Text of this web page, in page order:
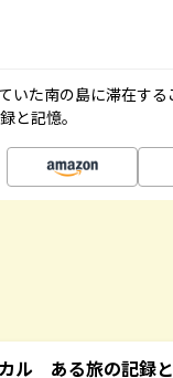
いた南の島に滞在す
と記憶。
ル ある旅の記録